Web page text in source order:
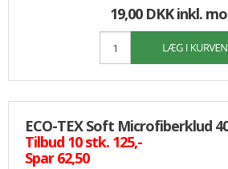
19,00 DKKinkl.
ECO-TEX Soft Microfiberklud
Tilbud 10 stk. 125,-
Spar 62,50